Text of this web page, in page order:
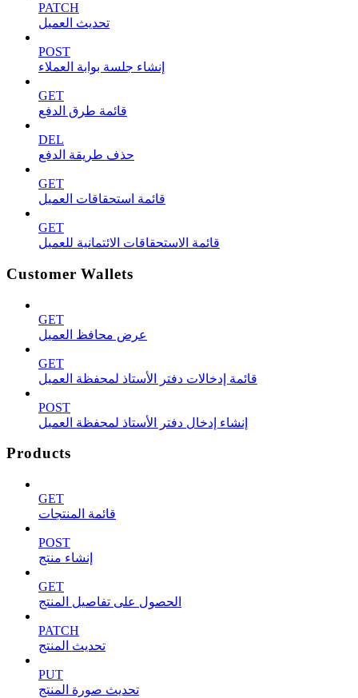
PATCH
تحديث العميل
POST
إنشاء جلسة بوابة العملاء
GET
قائمة طرق الدفع
DEL
حذف طريقة الدفع
GET
قائمة استحقاقات العميل
GET
قائمة الاستحقاقات الائتمانية للعميل
Customer Wallets
GET
عرض محافظ العميل
GET
قائمة إدخالات دفتر الأستاذ لمحفظة العميل
POST
إنشاء إدخال دفتر الأستاذ لمحفظة العميل
Products
GET
قائمة المنتجات
POST
إنشاء منتج
GET
الحصول على تفاصيل المنتج
PATCH
تحديث المنتج
PUT
تحديث صورة المنتج